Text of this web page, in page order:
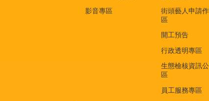
影音專區
街頭藝人申請
區
開工預告
行政透明專區
生態檢核資訊
區
員工服務專區